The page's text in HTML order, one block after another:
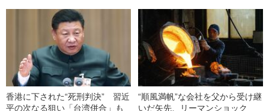
香港に下された“死刑判決” 習近
平の次なる狙い「台湾併合」も
“順風満帆”な会社を父から受け継
いだ矢先、リーマンショック